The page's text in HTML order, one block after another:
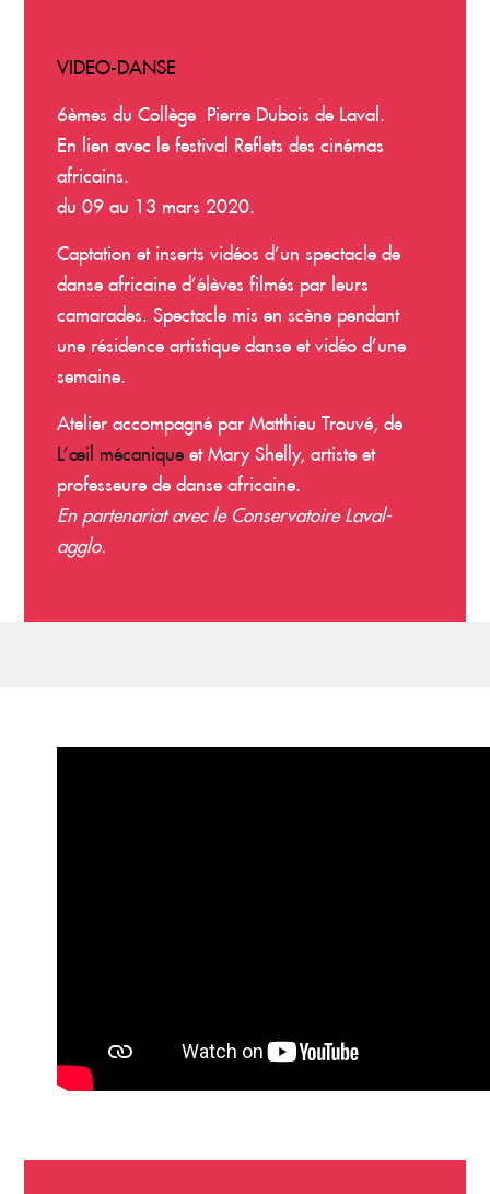
VIDEO-DANSE
6èmes du Collège Pierre Dubois de Laval.
En lien avec le festival Reflets des cinémas
africains.
du 09 au 13 mars 2020.
Captation et inserts vidéos d’un spectacle de
danse africaine d’élèves filmés par leurs
camarades. Spectacle mis en scène pendant
une résidence artistique danse et vidéo d’une
semaine.
Atelier accompagné par Matthieu Trouvé, de
L’œil mécanique et Mary Shelly, artiste et
professeure de danse africaine.
En partenariat avec le Conservatoire Laval-
agglo.